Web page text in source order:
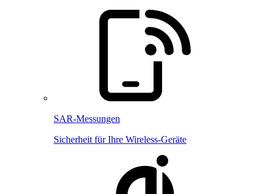
SAR-Messungen
Sicherheit für Ihre Wireless-Geräte